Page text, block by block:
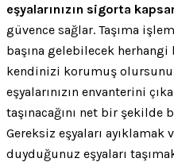
eşyalarınızın sigorta
güvence sağlar. Taşıma
başına gelebilecek
kendinizi korumuş
eşyalarınızın envanterini
taşınacağını net bir şekilde
Gereksiz eşyaları ayıklamak
duyduğunuz eşyaları